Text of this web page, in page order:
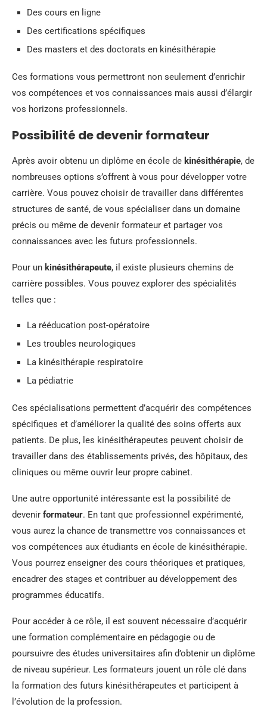
Des cours en ligne
Des certifications spécifiques
Des masters et des doctorats en kinésithérapie
Ces formations vous permettront non seulement d’enrichir
vos compétences et vos connaissances mais aussi d’élargir
vos horizons professionnels.
Possibilité de devenir formateur
Après avoir obtenu un diplôme en école de kinésithérapie, de
nombreuses options s’offrent à vous pour développer votre
carrière. Vous pouvez choisir de travailler dans différentes
structures de santé, de vous spécialiser dans un domaine
précis ou même de devenir formateur et partager vos
connaissances avec les futurs professionnels.
Pour un kinésithérapeute, il existe plusieurs chemins de
carrière possibles. Vous pouvez explorer des spécialités
telles que :
La rééducation post-opératoire
Les troubles neurologiques
La kinésithérapie respiratoire
La pédiatrie
Ces spécialisations permettent d’acquérir des compétences
spécifiques et d’améliorer la qualité des soins offerts aux
patients. De plus, les kinésithérapeutes peuvent choisir de
travailler dans des établissements privés, des hôpitaux, des
cliniques ou même ouvrir leur propre cabinet.
Une autre opportunité intéressante est la possibilité de
devenir formateur. En tant que professionnel expérimenté,
vous aurez la chance de transmettre vos connaissances et
vos compétences aux étudiants en école de kinésithérapie.
Vous pourrez enseigner des cours théoriques et pratiques,
encadrer des stages et contribuer au développement des
programmes éducatifs.
Pour accéder à ce rôle, il est souvent nécessaire d’acquérir
une formation complémentaire en pédagogie ou de
poursuivre des études universitaires afin d’obtenir un diplôme
de niveau supérieur. Les formateurs jouent un rôle clé dans
la formation des futurs kinésithérapeutes et participent à
l’évolution de la profession.